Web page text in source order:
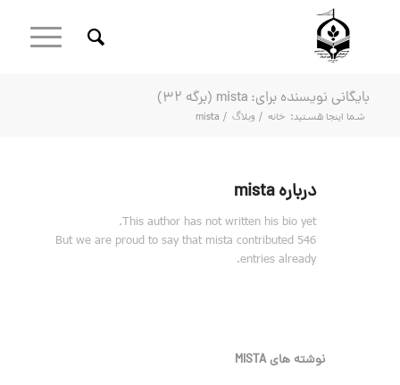
بایگانی نویسنده برای: mista (برگه 32)
شما اینجا هستید: خانه / وبلاگ /
mista
دربارهmista
This author has not written his bio yet.
But we are proud to say that mista contributed 546
entries already.
نوشته های MISTA